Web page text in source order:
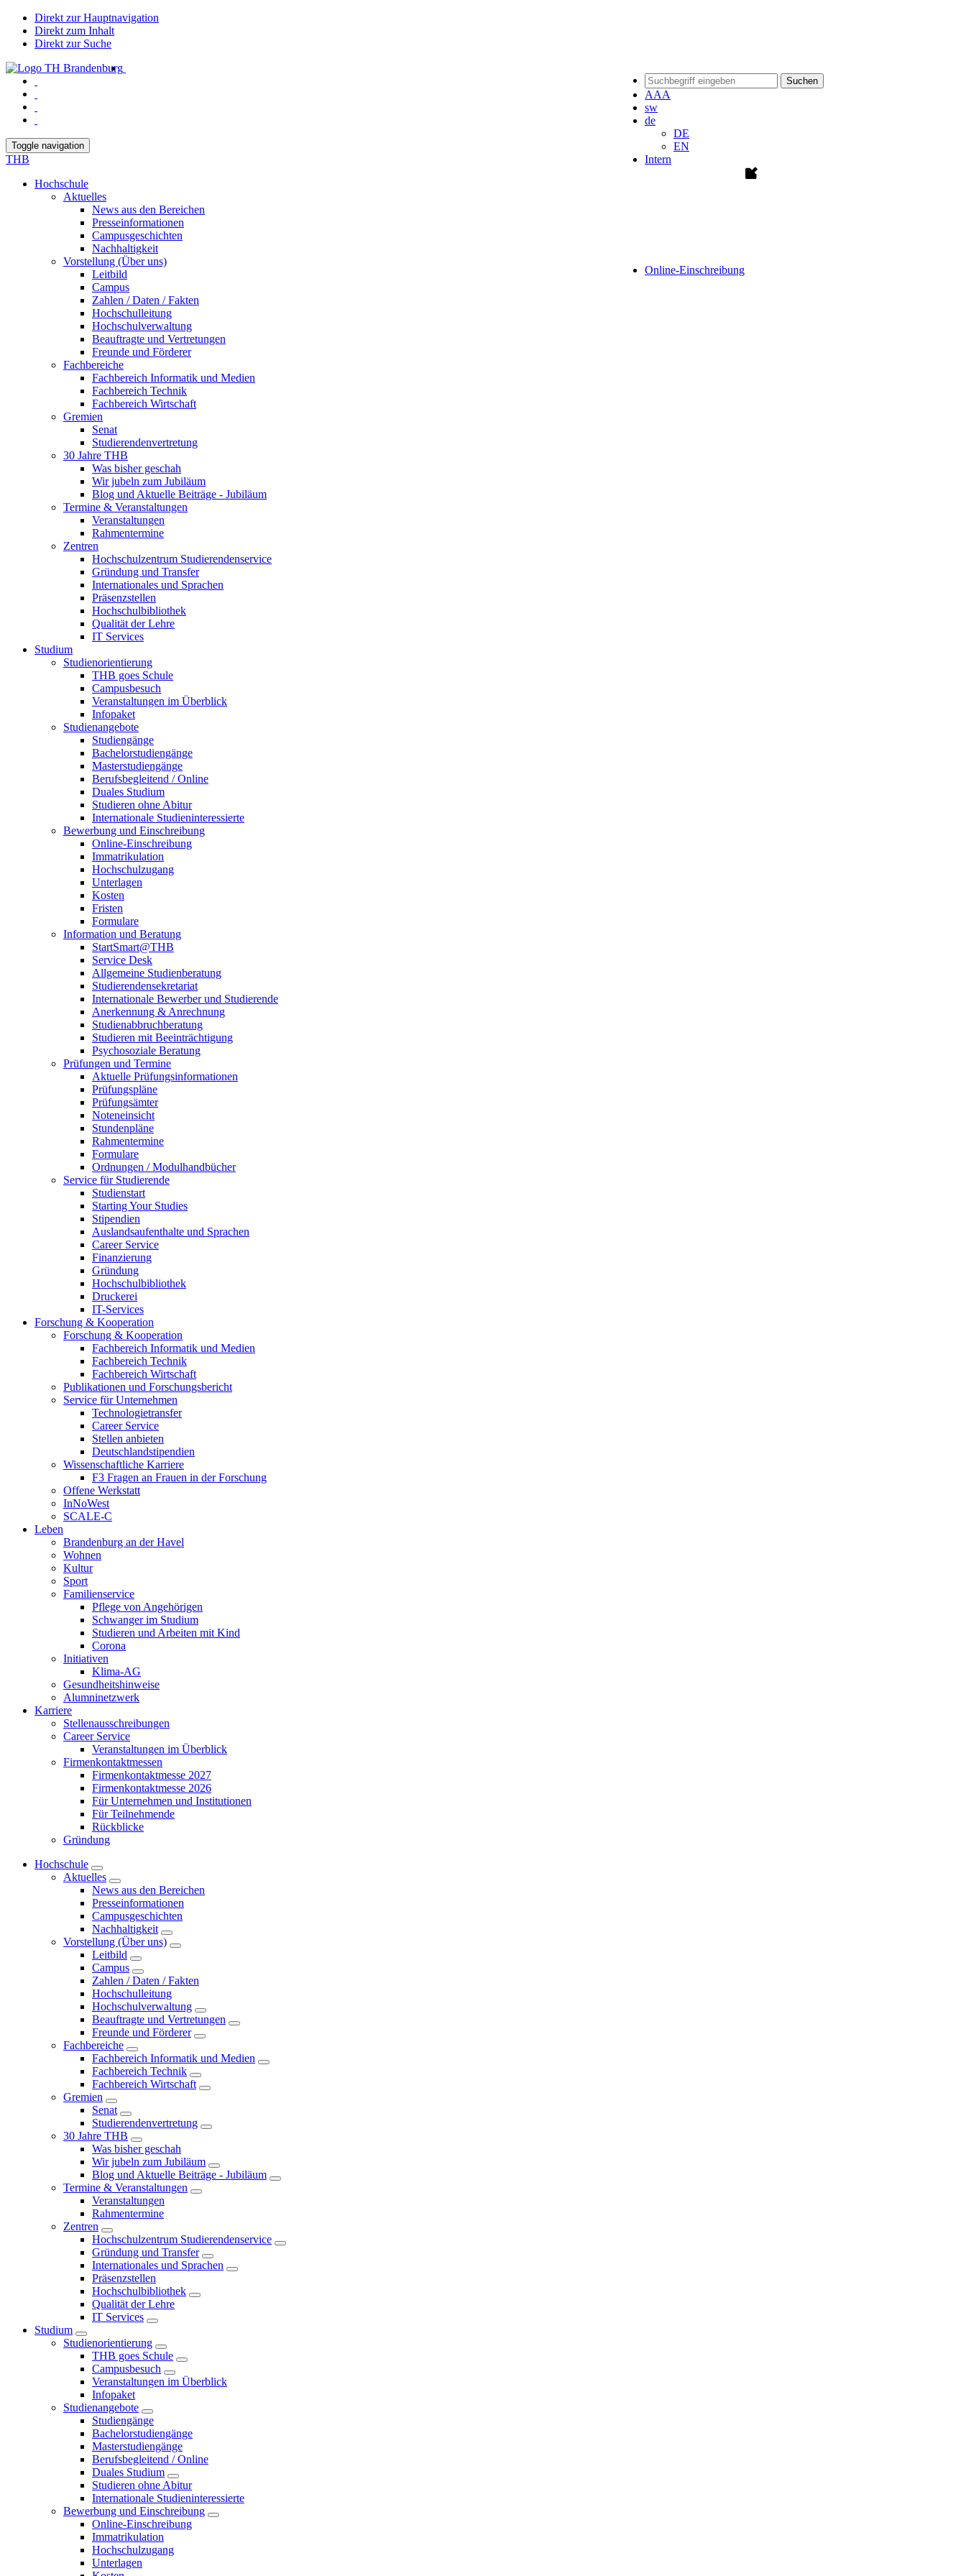
Direkt zur Hauptnavigation
Direkt zum Inhalt
Direkt zur Suche
Suchen
AAA
sw
de
DE
EN
Intern
Online-Einschreibung
Toggle navigation
THB
Hochschule
Aktuelles
News aus den Bereichen
Presseinformationen
Campusgeschichten
Nachhaltigkeit
Vorstellung (Über uns)
Leitbild
Campus
Zahlen / Daten / Fakten
Hochschulleitung
Hochschulverwaltung
Beauftragte und Vertretungen
Freunde und Förderer
Fachbereiche
Fachbereich Informatik und Medien
Fachbereich Technik
Fachbereich Wirtschaft
Gremien
Senat
Studierendenvertretung
30 Jahre THB
Was bisher geschah
Wir jubeln zum Jubiläum
Blog und Aktuelle Beiträge - Jubiläum
Termine & Veranstaltungen
Veranstaltungen
Rahmentermine
Zentren
Hochschulzentrum Studierendenservice
Gründung und Transfer
Internationales und Sprachen
Präsenzstellen
Hochschulbibliothek
Qualität der Lehre
IT Services
Studium
Studienorientierung
THB goes Schule
Campusbesuch
Veranstaltungen im Überblick
Infopaket
Studienangebote
Studiengänge
Bachelorstudiengänge
Masterstudiengänge
Berufsbegleitend / Online
Duales Studium
Studieren ohne Abitur
Internationale Studieninteressierte
Bewerbung und Einschreibung
Online-Einschreibung
Immatrikulation
Hochschulzugang
Unterlagen
Kosten
Fristen
Formulare
Information und Beratung
StartSmart@THB
Service Desk
Allgemeine Studienberatung
Studierendensekretariat
Internationale Bewerber und Studierende
Anerkennung & Anrechnung
Studienabbruchberatung
Studieren mit Beeinträchtigung
Psychosoziale Beratung
Prüfungen und Termine
Aktuelle Prüfungsinformationen
Prüfungspläne
Prüfungsämter
Noteneinsicht
Stundenpläne
Rahmentermine
Formulare
Ordnungen / Modulhandbücher
Service für Studierende
Studienstart
Starting Your Studies
Stipendien
Auslandsaufenthalte und Sprachen
Career Service
Finanzierung
Gründung
Hochschulbibliothek
Druckerei
IT-Services
Forschung & Kooperation
Forschung & Kooperation
Fachbereich Informatik und Medien
Fachbereich Technik
Fachbereich Wirtschaft
Publikationen und Forschungsbericht
Service für Unternehmen
Technologietransfer
Career Service
Stellen anbieten
Deutschlandstipendien
Wissenschaftliche Karriere
F3 Fragen an Frauen in der Forschung
Offene Werkstatt
InNoWest
SCALE-C
Leben
Brandenburg an der Havel
Wohnen
Kultur
Sport
Familienservice
Pflege von Angehörigen
Schwanger im Studium
Studieren und Arbeiten mit Kind
Corona
Initiativen
Klima-AG
Gesundheitshinweise
Alumninetzwerk
Karriere
Stellenausschreibungen
Career Service
Veranstaltungen im Überblick
Firmenkontaktmessen
Firmenkontaktmesse 2027
Firmenkontaktmesse 2026
Für Unternehmen und Institutionen
Für Teilnehmende
Rückblicke
Gründung
Hochschule
Aktuelles
News aus den Bereichen
Presseinformationen
Campusgeschichten
Nachhaltigkeit
Vorstellung (Über uns)
Leitbild
Campus
Zahlen / Daten / Fakten
Hochschulleitung
Hochschulverwaltung
Beauftragte und Vertretungen
Freunde und Förderer
Fachbereiche
Fachbereich Informatik und Medien
Fachbereich Technik
Fachbereich Wirtschaft
Gremien
Senat
Studierendenvertretung
30 Jahre THB
Was bisher geschah
Wir jubeln zum Jubiläum
Blog und Aktuelle Beiträge - Jubiläum
Termine & Veranstaltungen
Veranstaltungen
Rahmentermine
Zentren
Hochschulzentrum Studierendenservice
Gründung und Transfer
Internationales und Sprachen
Präsenzstellen
Hochschulbibliothek
Qualität der Lehre
IT Services
Studium
Studienorientierung
THB goes Schule
Campusbesuch
Veranstaltungen im Überblick
Infopaket
Studienangebote
Studiengänge
Bachelorstudiengänge
Masterstudiengänge
Berufsbegleitend / Online
Duales Studium
Studieren ohne Abitur
Internationale Studieninteressierte
Bewerbung und Einschreibung
Online-Einschreibung
Immatrikulation
Hochschulzugang
Unterlagen